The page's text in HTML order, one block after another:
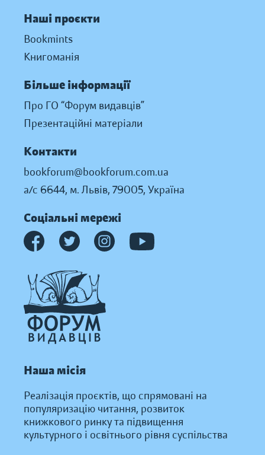
Наші проєкти
Bookmints
Книгоманія
Більше інформації
Про ГО “Форум видавців”
Презентаційні матеріали
Контакти
bookforum@bookforum.com.ua
а/с 6644, м. Львів, 79005, Україна
Соціальні мережі
Наша місія
Реалізація проєктів, що спрямовані на
популяризацію читання, розвиток
книжкового ринку та підвищення
культурного і освітнього рівня суспільства